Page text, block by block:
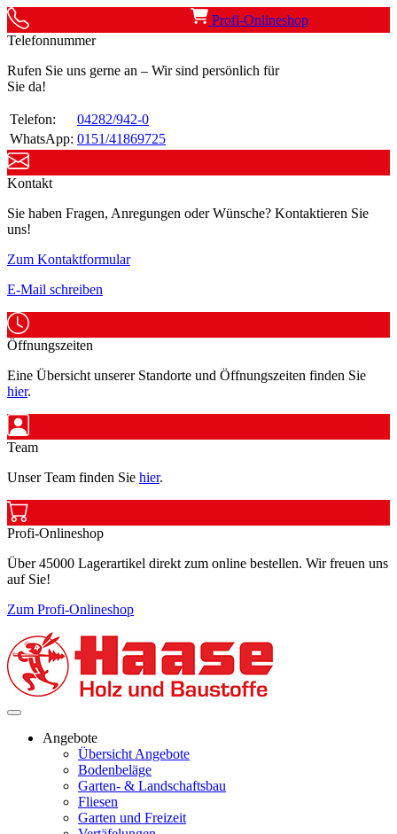
Profi-Onlineshop
Telefonnummer
Rufen Sie uns gerne an – Wir sind persönlich für
Sie da!
Telefon:
04282/942-0
WhatsApp: 0151/41869725
Kontakt
Sie haben Fragen, Anregungen oder Wünsche? Kontaktieren Sie
uns!
Zum Kontaktformular
E-Mail schreiben
Öffnungszeiten
Eine Übersicht unserer Standorte und Öffnungszeiten finden Sie
hier.
Team
Unser Team finden Sie hier.
Profi-Onlineshop
Über 45000 Lagerartikel direkt zum online bestellen. Wir freuen uns
auf Sie!
Zum Profi-Onlineshop
Angebote
Übersicht Angebote
Bodenbeläge
Garten- & Landschaftsbau
Fliesen
Garten und Freizeit